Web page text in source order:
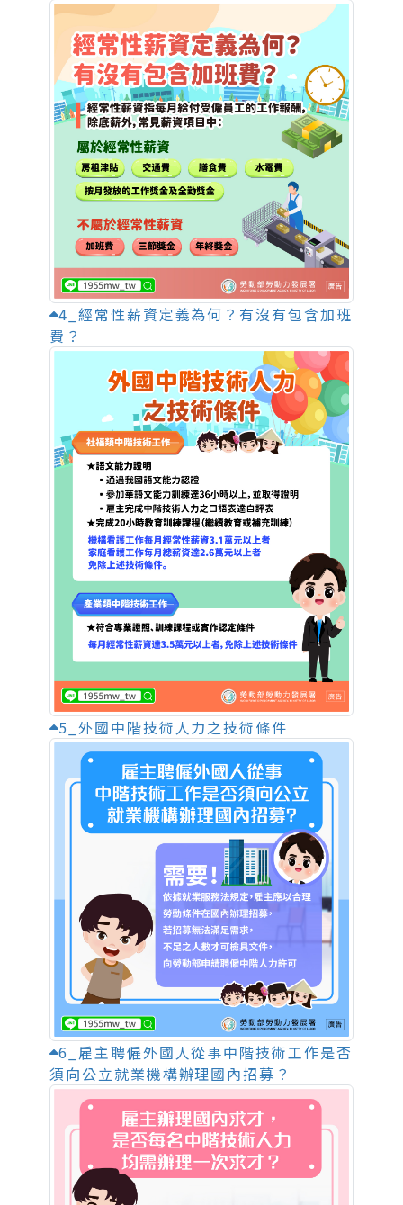
4_經常性薪資定義為何？有沒有包含加班
費？
5_外國中階技術人力之技術條件
6_雇主聘僱外國人從事中階技術工作是否
須向公立就業機構辦理國內招募？